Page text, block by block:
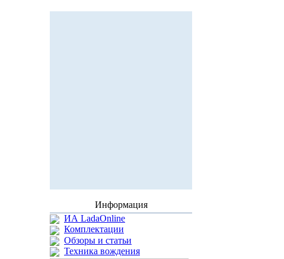
Информация
ИА LadaOnline
Комплектации
Обзоры и статьи
Техника вождения